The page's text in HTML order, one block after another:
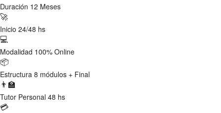
Duración 12 Meses
🚀
Inicio 24/48 hs
💻
Modalidad 100% Online
📦
Estructura 8 módulos + Final
👨‍🏫
Tutor Personal 48 hs
💳